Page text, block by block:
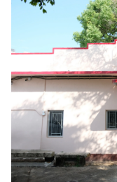
龜鳥保險